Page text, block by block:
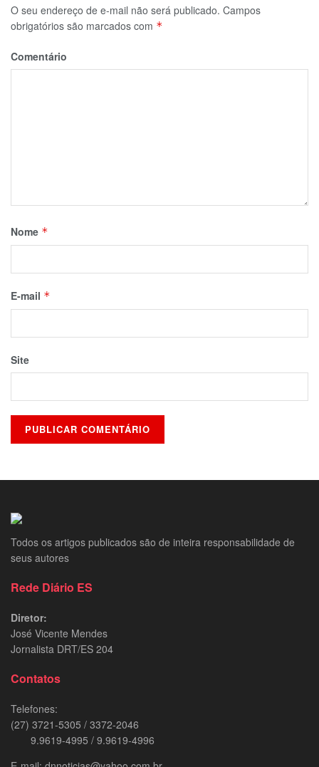
O seu endereço de e-mail não será publicado. Campos
obrigatórios são marcados com *
Comentário
Nome *
E-mail *
Site
Todos os artigos publicados são de inteira responsabilidade de
seus autores
Rede Diário ES
Diretor:
José Vicente Mendes
Jornalista DRT/ES 204
Contatos
Telefones:
(27) 3721-5305 / 3372-2046
9.9619-4995 / 9.9619-4996